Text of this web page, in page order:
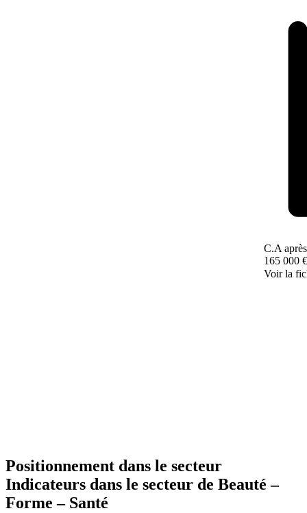
C.A
165 000 €
Voir la
Positionnement dans le secteur
Indicateurs dans le secteur de Beauté –
Forme – Santé